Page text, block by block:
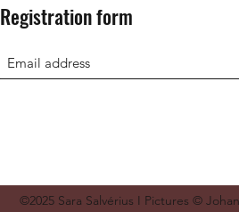
Registration form
©2025 Sara Salvérius I Pictures ©